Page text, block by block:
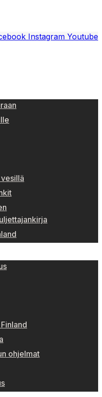
Instagram Youtube
ohjelmat